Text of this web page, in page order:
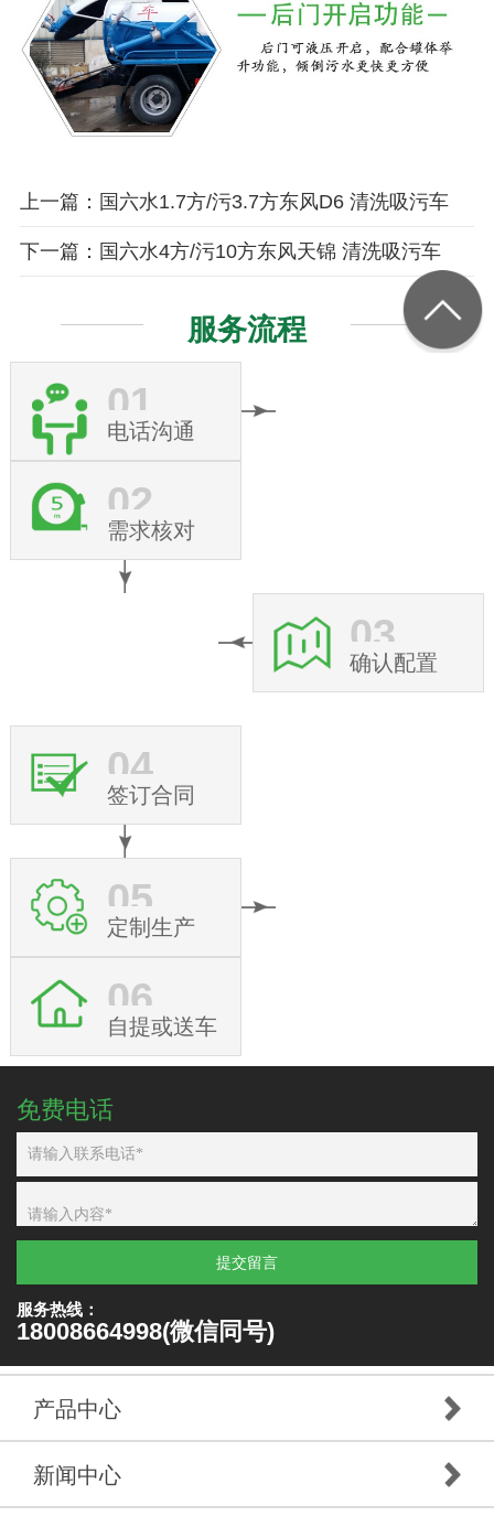
上一篇：国六水1.7方/污3.7方东风D6 清洗吸污车
下一篇：国六水4方/污10方东风天锦 清洗吸污车
服务流程
01
电话沟通
02
需求核对
03
确认配置
04
签订合同
05
定制生产
06
自提或送车
免费电话
提交留言
服务热线：
18008664998(微信同号)
产品中心
新闻中心